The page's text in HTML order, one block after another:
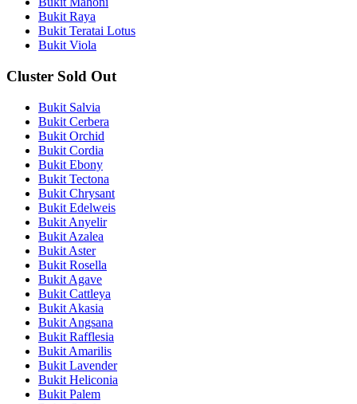
Bukit Raya
Bukit Teratai Lotus
Bukit Viola
Cluster Sold Out
Bukit Salvia
Bukit Cerbera
Bukit Orchid
Bukit Cordia
Bukit Ebony
Bukit Tectona
Bukit Chrysant
Bukit Edelweis
Bukit Anyelir
Bukit Azalea
Bukit Aster
Bukit Rosella
Bukit Agave
Bukit Cattleya
Bukit Akasia
Bukit Angsana
Bukit Rafflesia
Bukit Amarilis
Bukit Lavender
Bukit Heliconia
Bukit Palem